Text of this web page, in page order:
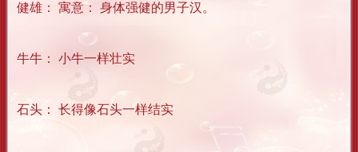
健雄： 寓意： 身体强健的男子汉。
牛牛： 小牛一样壮实
石头： 长得像石头一样结实